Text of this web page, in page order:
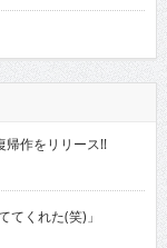
帰作をリリース!!
くれた(笑)」